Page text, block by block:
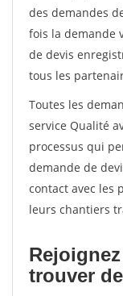
des demandes
fois la demande
de devis
tous les
Toutes les
service Qualité
processus qui
demande de
contact avec les
leurs chantiers
trouver